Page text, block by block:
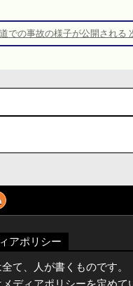
での事故の様子が公開される
アポリシー
て、人が書くものです。
ディアポリシーを定めて